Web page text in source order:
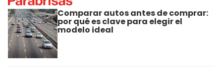
Comparar autos antes de comprar:
por qué es clave para elegir el
modelo ideal